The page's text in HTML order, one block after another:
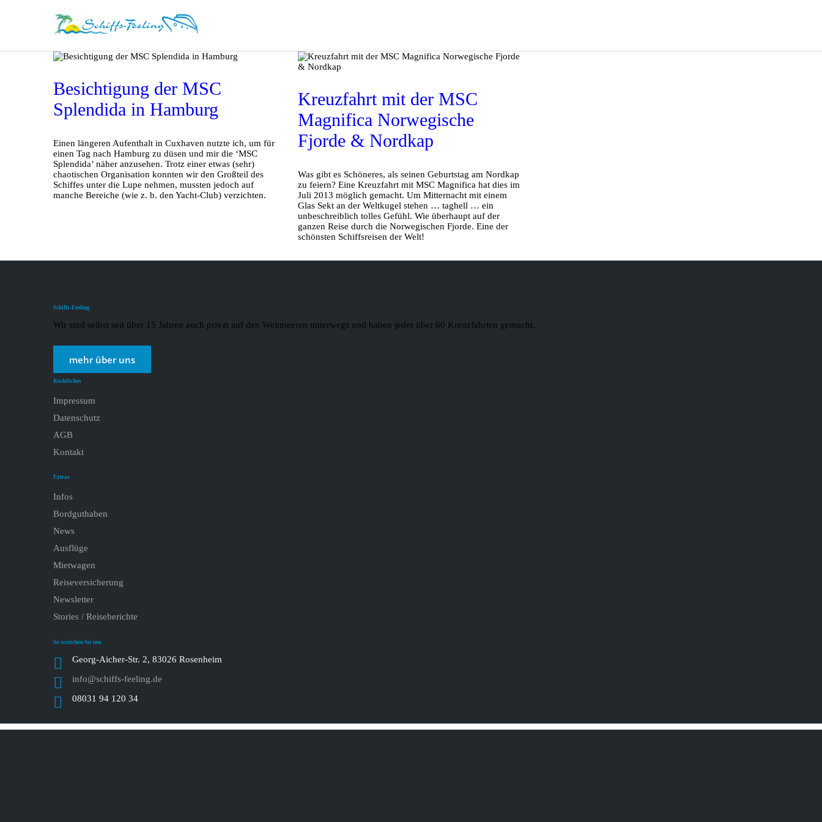
Besichtigung der MSC
Splendida in Hamburg
Einen längeren Aufenthalt in Cuxhaven nutzte ich, um für
einen Tag nach Hamburg zu düsen und mir die ‘MSC
Splendida’ näher anzusehen. Trotz einer etwas (sehr)
chaotischen Organisation konnten wir den Großteil des
Schiffes unter die Lupe nehmen, mussten jedoch auf
manche Bereiche (wie z. b. den Yacht-Club) verzichten.
Kreuzfahrt mit der MSC
Magnifica Norwegische
Fjorde & Nordkap
Was gibt es Schöneres, als seinen Geburtstag am Nordkap
zu feiern? Eine Kreuzfahrt mit MSC Magnifica hat dies im
Juli 2013 möglich gemacht. Um Mitternacht mit einem
Glas Sekt an der Weltkugel stehen … taghell … ein
unbeschreiblich tolles Gefühl. Wie überhaupt auf der
ganzen Reise durch die Norwegischen Fjorde. Eine der
schönsten Schiffsreisen der Welt!
Schiffs-Feeling
Wir sind selbst seit über 15 Jahren auch privat auf den Weltmeeren unterwegs und haben jeder über 60 Kreuzfahrten gemacht.
mehr über uns
Rechtliches
Impressum
Datenschutz
AGB
Kontakt
Extras
Infos
Bordguthaben
News
Ausflüge
Mietwagen
Reiseversicherung
Newsletter
Stories / Reiseberichte
So erreichen Sie uns
Georg-Aicher-Str. 2, 83026 Rosenheim
info@schiffs-feeling.de
08031 94 120 34